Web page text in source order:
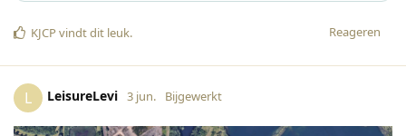
Reageren
KJCPvindt dit leuk.
L LeisureLevi 3 jun. Bijgewerkt